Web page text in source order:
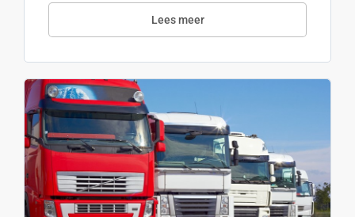
Lees meer